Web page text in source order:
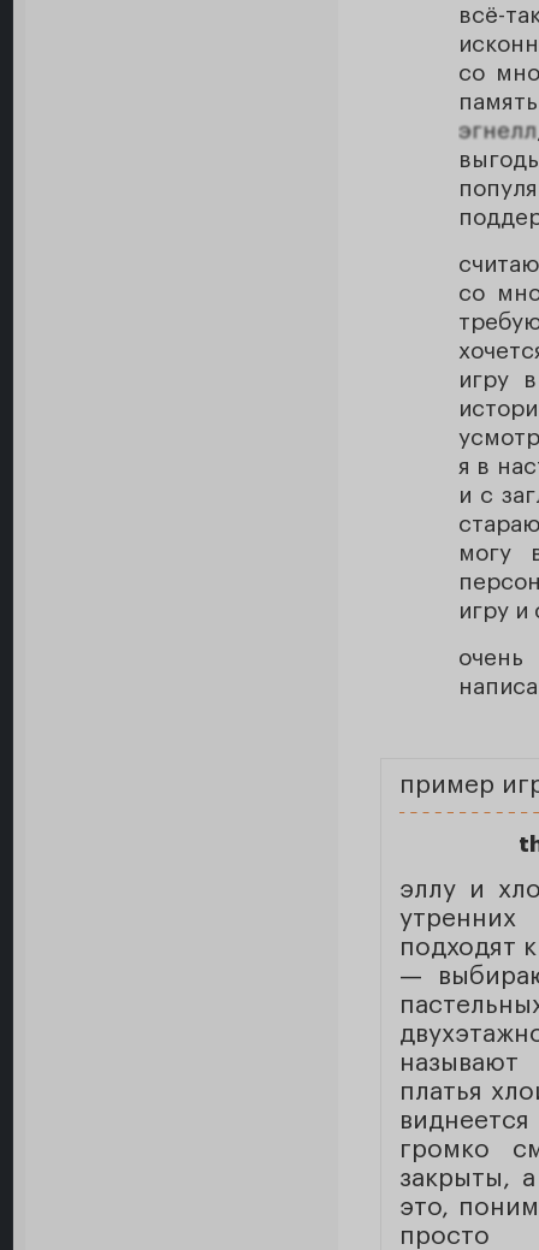
всё-
со
эгнелл
со
игру
я в
и с
могу
игру и
пример
эллу и
подходят
—
платья
громко
закрыты,
это,
просто